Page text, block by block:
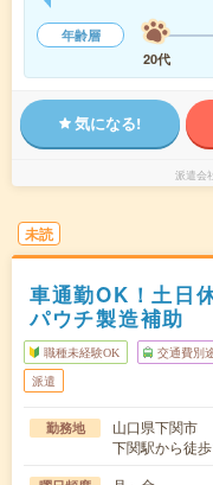
年齢層
20代
気になる!
派遣会
未読
車通勤OK！土日
パウチ製造補助
職種未経験OK 交通費別
派遣
勤務地
山口県下関市
下関駅から徒